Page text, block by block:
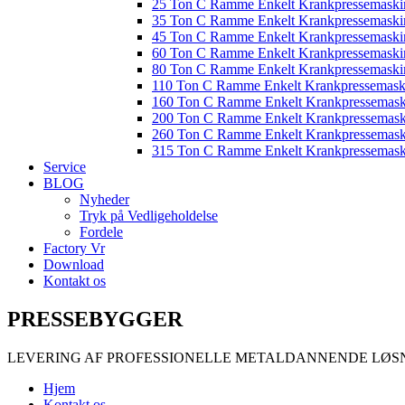
25 Ton C Ramme Enkelt
35 Ton C Ramme Enkelt
45 Ton C Ramme Enkelt
60 Ton C Ramme Enkelt
80 Ton C Ramme Enkelt
110 Ton C Ramme Enkelt
160 Ton C Ramme Enkelt
200 Ton C Ramme Enkelt
260 Ton C Ramme Enkelt
315 Ton C Ramme Enkelt
Service
BLOG
Nyheder
Tryk på Vedligeholdelse
Fordele
Factory Vr
Download
Kontakt os
PRESSEBYGGER
LEVERING AF PROFESSIONELLE METALDANNENDE
Hjem